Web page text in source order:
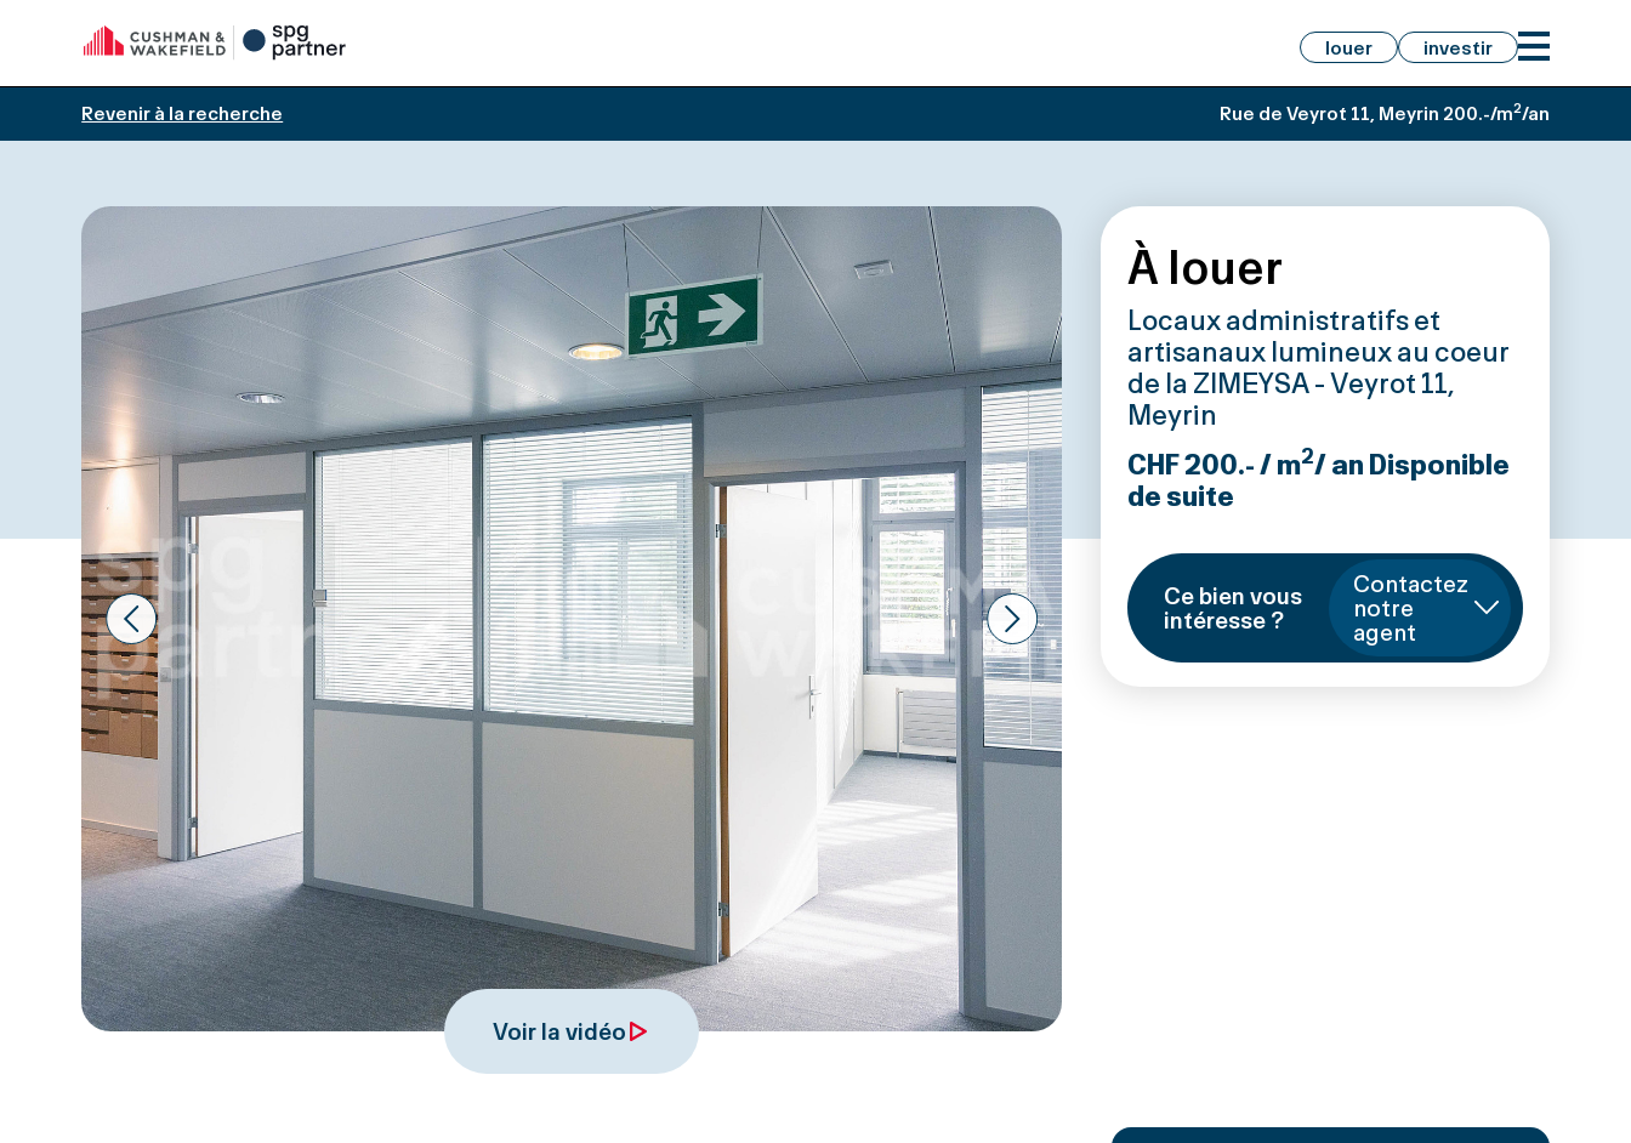
louer investir
Revenir à la recherche Rue de Veyrot 11, Meyrin 200.-/m2/an
Prev Next
Voir la vidéo
À louer
Locaux administratifs et
artisanaux lumineux au coeur
de la ZIMEYSA - Veyrot 11,
Meyrin
CHF 200.- / m2/ an Disponible
de suite
Ce bien vous
intéresse ?
Contactez
notre
agent